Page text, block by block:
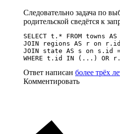
Следовательно задача по
родительской сведётся к
SELECT t.* FROM towns
JOIN regions AS r on
JOIN state AS s on s.id
WHERE t.id IN (...)
Ответ написан более трёх
Комментировать